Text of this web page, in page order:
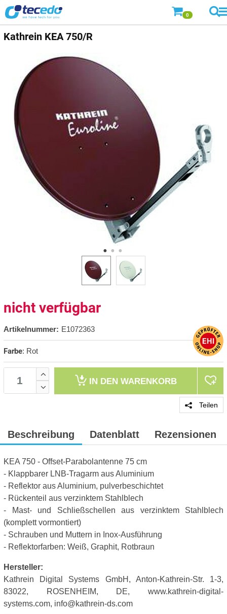
0
Kathrein KEA 750/R
nicht verfügbar
Artikelnummer: E1072363
Farbe: Rot
IN DEN WARENKORB
Teilen
Beschreibung Datenblatt Rezensionen
KEA 750 - Offset-Parabolantenne 75 cm
- Klappbarer LNB-Tragarm aus Aluminium
- Reflektor aus Aluminium, pulverbeschichtet
- Rückenteil aus verzinktem Stahlblech
- Mast- und Schließschellen aus verzinktem Stahlblech
(komplett vormontiert)
- Schrauben und Muttern in Inox-Ausführung
- Reflektorfarben: Weiß, Graphit, Rotbraun
Hersteller:
Kathrein Digital Systems GmbH, Anton-Kathrein-Str. 1-3,
83022, ROSENHEIM, DE, www.kathrein-digital-
systems.com, info@kathrein-ds.com